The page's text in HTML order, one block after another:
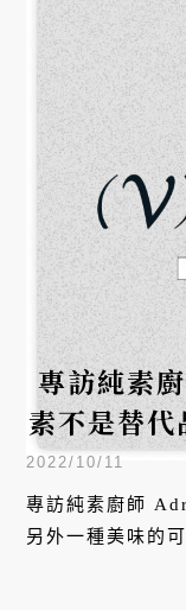
專訪純素
素不是替
2022/10/11
專訪純素廚師
另外一種美味的